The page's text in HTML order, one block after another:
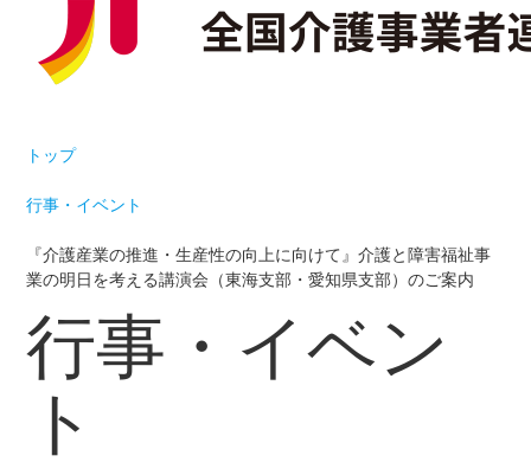
トップ
行事・イベント
『介護産業の推進・生産性の向上に向けて』介護と障害福祉事
業の明日を考える講演会（東海支部・愛知県支部）のご案内
行事・イベン
ト